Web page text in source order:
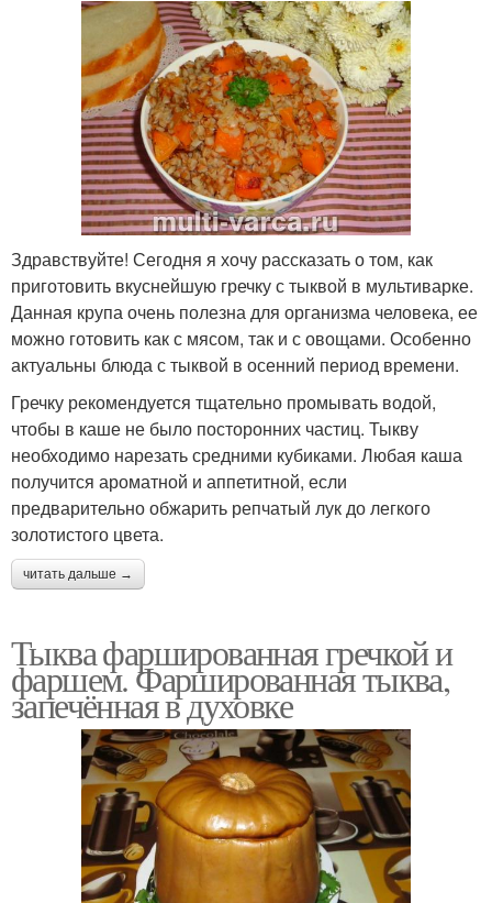
Здравствуйте! Сегодня я хочу рассказать о том, как
приготовить вкуснейшую гречку с тыквой в мультиварке.
Данная крупа очень полезна для организма человека, ее
можно готовить как с мясом, так и с овощами. Особенно
актуальны блюда с тыквой в осенний период времени.
Гречку рекомендуется тщательно промывать водой,
чтобы в каше не было посторонних частиц. Тыкву
необходимо нарезать средними кубиками. Любая каша
получится ароматной и аппетитной, если
предварительно обжарить репчатый лук до легкого
золотистого цвета.
читать дальше →
Тыква фаршированная гречкой и
фаршем. Фаршированная тыква,
запечённая в духовке